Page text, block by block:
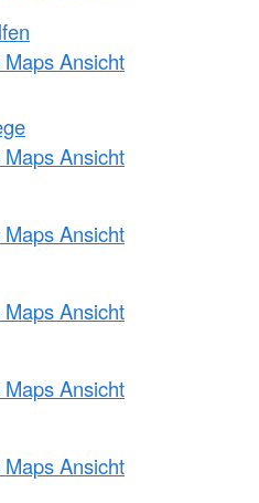
Ansicht
Ansicht
Ansicht
Ansicht
Ansicht
Ansicht